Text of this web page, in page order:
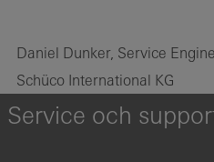
Daniel Dunker, Service
Schüco International KG
Service och